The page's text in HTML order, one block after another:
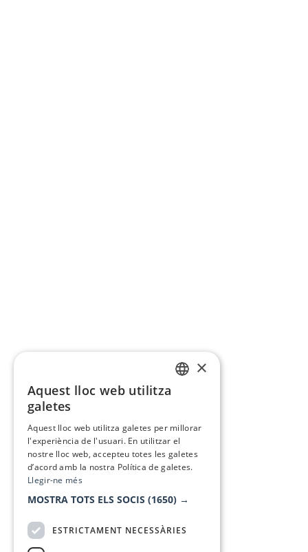
×
Aquest lloc web utilitza
galetes
Aquest lloc web utilitza galetes per millorar
l'experiència de l'usuari. En utilitzar el
nostre lloc web, accepteu totes les galetes
d’acord amb la nostra Política de galetes.
Llegir-ne més
MOSTRA TOTS ELS SOCIS (1650) →
ESTRICTAMENT NECESSÀRIES